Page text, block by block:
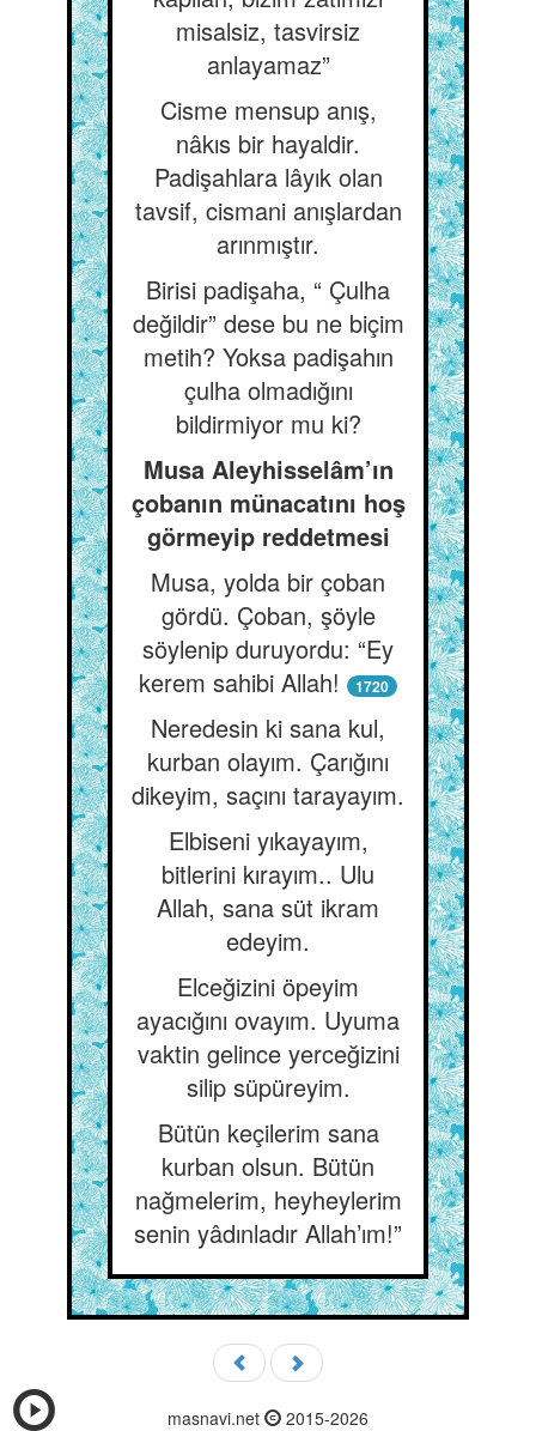
misalsiz, tasvirsiz
anlayamaz”
Cisme mensup anış,
nâkıs bir hayaldir.
Padişahlara lâyık olan
tavsif, cismani anışlardan
arınmıştır.
Birisi padişaha, “ Çulha
değildir” dese bu ne biçim
metih? Yoksa padişahın
çulha olmadığını
bildirmiyor mu ki?
Musa Aleyhisselâm’ın
çobanın münacatını hoş
görmeyip reddetmesi
Musa, yolda bir çoban
gördü. Çoban, şöyle
söylenip duruyordu: “Ey
kerem sahibi Allah!
1720
Neredesin ki sana kul,
kurban olayım. Çarığını
dikeyim, saçını tarayayım.
Elbiseni yıkayayım,
bitlerini kırayım.. Ulu
Allah, sana süt ikram
edeyim.
Elceğizini öpeyim
ayacığını ovayım. Uyuma
vaktin gelince yerceğizini
silip süpüreyim.
Bütün keçilerim sana
kurban olsun. Bütün
nağmelerim, heyheylerim
senin yâdınladır Allah’ım!”
masnavi.net 2015-2026